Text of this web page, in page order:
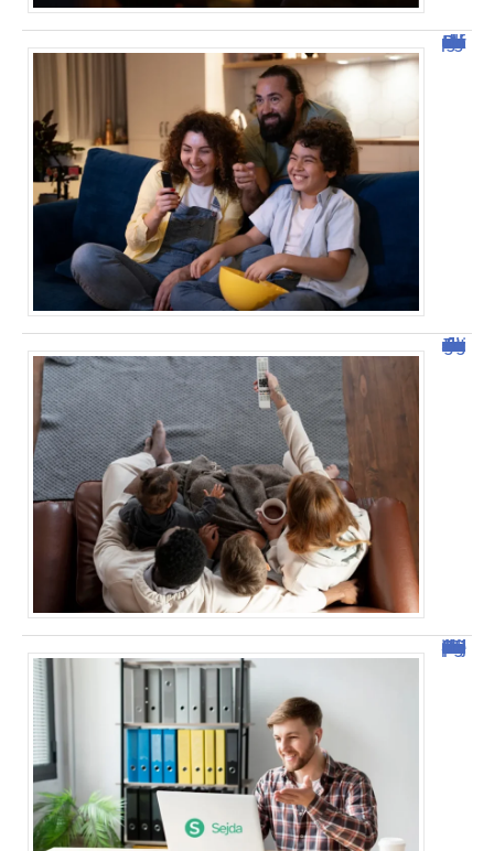
Découvrez Domgrav : la nouvelle plateforme de streaming
Tout savoir sur malgrim.com : fonctionnalités et avantages
Sejda : l’outil idéal pour manipuler vos PDF en ligne